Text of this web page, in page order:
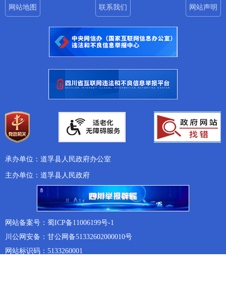
网站地图 联系我们 网站声明
承办单位：道孚县人民政府办公室
主办单位：道孚县人民政府
网站备案号：蜀ICP备11006199号-1
川公网安备：甘公网备51332602000010号
网站标识码：5133260001